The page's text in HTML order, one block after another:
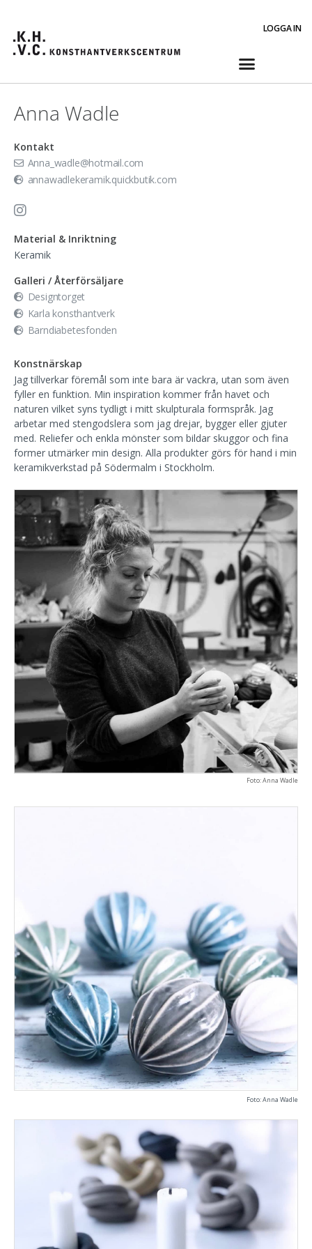
LOGGA IN
Anna Wadle
Kontakt
Anna_wadle@hotmail.com
annawadlekeramik.quickbutik.com
Material & Inriktning
Keramik
Galleri / Återförsäljare
Designtorget
Karla konsthantverk
Barndiabetesfonden
Konstnärskap
Jag tillverkar föremål som inte bara är vackra, utan som även
fyller en funktion. Min inspiration kommer från havet och
naturen vilket syns tydligt i mitt skulpturala formspråk. Jag
arbetar med stengodslera som jag drejar, bygger eller gjuter
med. Reliefer och enkla mönster som bildar skuggor och fina
former utmärker min design. Alla produkter görs för hand i min
keramikverkstad på Södermalm i Stockholm.
Foto: Anna Wadle
Foto: Anna Wadle